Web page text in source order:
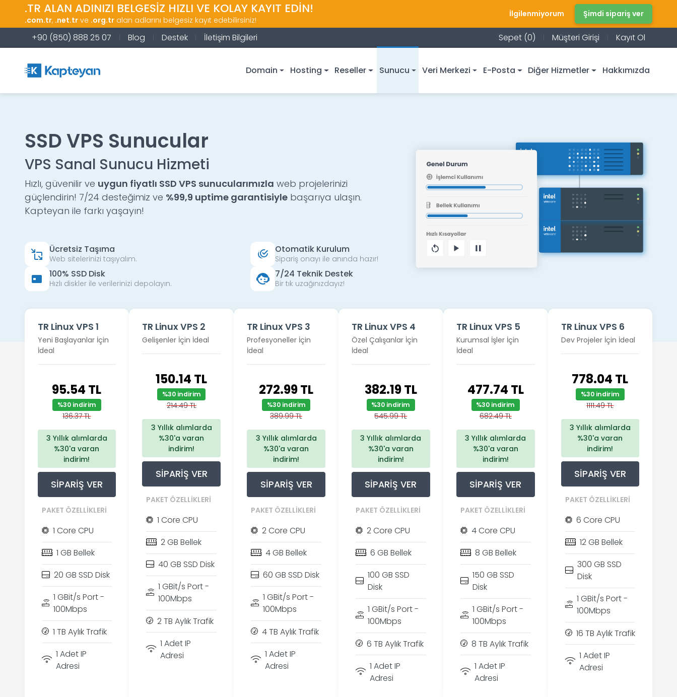
.TR ALAN ADINIZI BELGESİZ HIZLI VE KOLAY KAYIT EDİN!
.com.tr, .net.trve .org.tralan adlarını belgesiz kayıt edebilirsiniz!
İlgilenmiyorum Şimdi sipariş ver
+90 (850) 888 25 07 Blog Destek İletişim Bilgileri Sepet (0) Müşteri Girişi Kayıt Ol
Domain Hosting Reseller Sunucu Veri Merkezi E-Posta Diğer Hizmetler Hakkımızda
SSD VPS Sunucular
VPS Sanal Sunucu Hizmeti
Hızlı, güvenilir ve uygun fiyatlı SSD VPS sunucularımızla web projelerinizi
güçlendirin! 7/24 desteğimiz ve %99,9 uptime garantisiylebaşarıya ulaşın.
Kapteyan ile farkı yaşayın!
Ücretsiz Taşıma
Web sitelerinizi taşıyalım.
Otomatik Kurulum
Sipariş onayı ile anında hazır!
100% SSD Disk
Hızlı diskler ile verilerinizi depolayın.
7/24 Teknik Destek
Bir tık uzağınızdayız!
TR Linux VPS 1
Yeni Başlayanlar İçin
İdeal
95.54 TL
%30 indirim
136.37 TL
3 Yıllık alımlarda
%30'a varan
indirim!
SIPARIŞ VER
PAKET ÖZELLIKLERI
1 Core CPU
1 GB Bellek
20 GB SSD Disk
1 GBit/s Port -
100Mbps
1 TB Aylık Trafik
1 Adet IP
Adresi
TR Linux VPS 2
Gelişenler İçin İdeal
150.14 TL
%30 indirim
214.49 TL
3 Yıllık alımlarda
%30'a varan
indirim!
SIPARIŞ VER
PAKET ÖZELLIKLERI
1 Core CPU
2 GB Bellek
40 GB SSD Disk
1 GBit/s Port -
100Mbps
2 TB Aylık Trafik
1 Adet IP
Adresi
TR Linux VPS 3
Profesyoneller İçin
İdeal
272.99 TL
%30 indirim
389.99 TL
3 Yıllık alımlarda
%30'a varan
indirim!
SIPARIŞ VER
PAKET ÖZELLIKLERI
2 Core CPU
4 GB Bellek
60 GB SSD Disk
1 GBit/s Port -
100Mbps
4 TB Aylık Trafik
1 Adet IP
Adresi
TR Linux VPS 4
Özel Çalışanlar İçin
İdeal
382.19 TL
%30 indirim
545.99 TL
3 Yıllık alımlarda
%30'a varan
indirim!
SIPARIŞ VER
PAKET ÖZELLIKLERI
2 Core CPU
6 GB Bellek
100 GB SSD
Disk
1 GBit/s Port -
100Mbps
6 TB Aylık Trafik
1 Adet IP
Adresi
TR Linux VPS 5
Kurumsal İşler İçin
İdeal
477.74 TL
%30 indirim
682.49 TL
3 Yıllık alımlarda
%30'a varan
indirim!
SIPARIŞ VER
PAKET ÖZELLIKLERI
4 Core CPU
8 GB Bellek
150 GB SSD
Disk
1 GBit/s Port -
100Mbps
8 TB Aylık Trafik
1 Adet IP
Adresi
TR Linux VPS 6
Dev Projeler İçin İdeal
778.04 TL
%30 indirim
1111.49 TL
3 Yıllık alımlarda
%30'a varan
indirim!
SIPARIŞ VER
PAKET ÖZELLIKLERI
6 Core CPU
12 GB Bellek
300 GB SSD
Disk
1 GBit/s Port -
100Mbps
16 TB Aylık Trafik
1 Adet IP
Adresi